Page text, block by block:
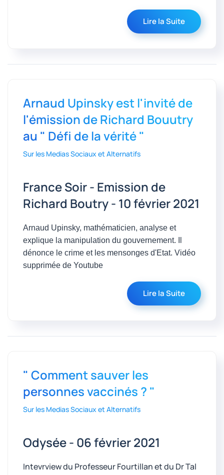
Lire la Suite
Arnaud Upinsky est l'invité de
l'émission de Richard Bouutry
au " Défi de la vérité "
Sur les Medias Sociaux et Alternatifs
France Soir - Emission de
Richard Boutry - 10 février 2021
Arnaud Upinsky, mathématicien, analyse et
explique la manipulation du gouvernement. Il
dénonce le crime et les mensonges d'Etat. Vidéo
supprimée de Youtube
Lire la Suite
" Comment sauver les
personnes vaccinés ? "
Sur les Medias Sociaux et Alternatifs
Odysée - 06 février 2021
Intevrview du Professeur Fourtillan et du Dr Tal